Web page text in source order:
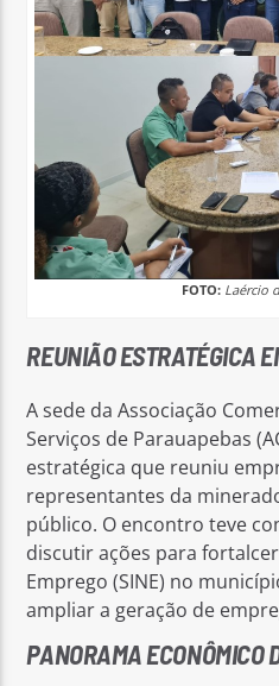
FOTO: Laércio
REUNIÃO ESTRATÉGICA
A sede da Associação
Serviços de Parauapebas
estratégica que reuniu
representantes da
público. O encontro teve
discutir ações para
Emprego (SINE) no
ampliar a geração de
PANORAMA ECONÔMICO